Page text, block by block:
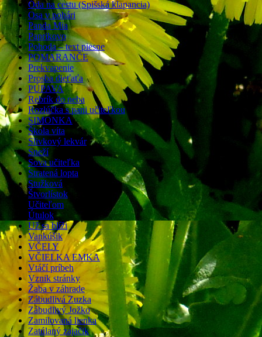
Óda na cestu (Spišská klapancia)
Osa v pohári
Panda Mia
Paprikovo
Pohoda – text piesne
POMARANČE
Prekvapenie
Prosba dieťaťa
PÚPAVA
Rebrík do neba
Rozlúčka s pani učiteľkou
SIMONKA
Škola víta
Slivkový lekvár
Sneží
Sova učiteľka
Stratená lopta
Stužková
Štvorlístok
Učiteľom
Útulok
Už sa blíži
Vankúšik
VČELY
VČIELKA EMKA
Vtáčí príbeh
Vznik stránky
Žaba v záhrade
Zábudlivá Zuzka
Zábudlivý Jožko
Zamilovaná lienka
Zatúlaný zajačik